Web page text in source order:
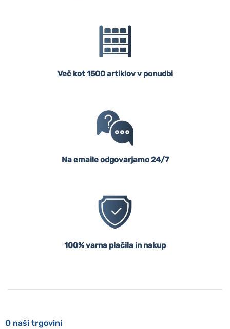
Več kot 1500 artiklov v ponudbi
Na emaile odgovarjamo 24/7
100% varna plačila in nakup
O naši trgovini